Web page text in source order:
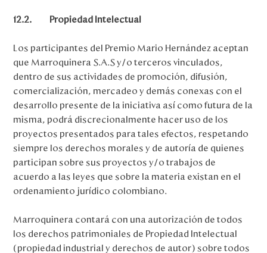
12.2. Propiedad Intelectual
Los participantes del Premio Mario Hernández aceptan
que Marroquinera S.A.S y/o terceros vinculados,
dentro de sus actividades de promoción, difusión,
comercialización, mercadeo y demás conexas con el
desarrollo presente de la iniciativa así como futura de la
misma, podrá discrecionalmente hacer uso de los
proyectos presentados para tales efectos, respetando
siempre los derechos morales y de autoría de quienes
participan sobre sus proyectos y/o trabajos de
acuerdo a las leyes que sobre la materia existan en el
ordenamiento jurídico colombiano.
Marroquinera contará con una autorización de todos
los derechos patrimoniales de Propiedad Intelectual
(propiedad industrial y derechos de autor) sobre todos